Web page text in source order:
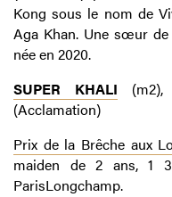
Kong sous le nom de
Aga Khan. Une sœur
née en 2020.
SUPER KHALI
(Acclamation)
Prix de la Brêche aux
maiden de2 ans,1
ParisLongchamp.